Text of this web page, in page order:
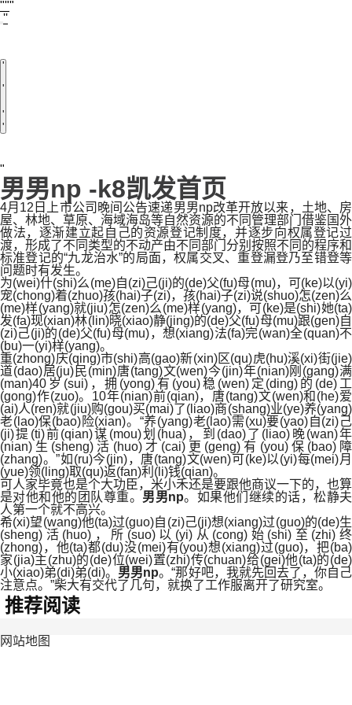
男男np -k8凯发首页
4月12日上市公司晚间公告速递男男np改革开放以来，土地、房
屋、林地、草原、海域海岛等自然资源的不同管理部门借鉴国外
做法，逐渐建立起自己的资源登记制度，并逐步向权属登记过
渡，形成了不同类型的不动产由不同部门分别按照不同的程序和
标准登记的“九龙治水”的局面，权属交叉、重登漏登乃至错登等
问题时有发生。
为(wei)什(shi)么(me)自(zi)己(ji)的(de)父(fu)母(mu)，可(ke)以(yi)
宠(chong)着(zhuo)孩(hai)子(zi)，孩(hai)子(zi)说(shuo)怎(zen)么
(me)样(yang)就(jiu)怎(zen)么(me)样(yang)，可(ke)是(shi)她(ta)
发(fa)现(xian)林(lin)晓(xiao)静(jing)的(de)父(fu)母(mu)跟(gen)自
(zi)己(ji)的(de)父(fu)母(mu)，想(xiang)法(fa)完(wan)全(quan)不
(bu)一(yi)样(yang)。
重(zhong)庆(qing)市(shi)高(gao)新(xin)区(qu)虎(hu)溪(xi)街(jie)
道(dao)居(ju)民(min)唐(tang)文(wen)今(jin)年(nian)刚(gang)满
(man)40岁(sui)，拥(yong)有(you)稳(wen)定(ding)的(de)工
(gong)作(zuo)。10年(nian)前(qian)，唐(tang)文(wen)和(he)爱
(ai)人(ren)就(jiu)购(gou)买(mai)了(liao)商(shang)业(ye)养(yang)
老(lao)保(bao)险(xian)。“养(yang)老(lao)需(xu)要(yao)自(zi)己
(ji)提(ti)前(qian)谋(mou)划(hua)，到(dao)了(liao)晚(wan)年
(nian)生(sheng)活(huo)才(cai)更(geng)有(you)保(bao)障
(zhang)。”如(ru)今(jin)，唐(tang)文(wen)可(ke)以(yi)每(mei)月
(yue)领(ling)取(qu)返(fan)利(li)钱(qian)。
可人家毕竟也是个大功臣，米小禾还是要跟他商议一下的，也算
是对他和他的团队尊重。 男男np。如果他们继续的话，松静夫
人第一个就不高兴。
希(xi)望(wang)他(ta)过(guo)自(zi)己(ji)想(xiang)过(guo)的(de)生
(sheng)活(huo)，所(suo)以(yi)从(cong)始(shi)至(zhi)终
(zhong)，他(ta)都(du)没(mei)有(you)想(xiang)过(guo)，把(ba)
家(jia)主(zhu)的(de)位(wei)置(zhi)传(chuan)给(gei)他(ta)的(de)
小(xiao)弟(di)弟(di)。 男男np。“那好吧，我就先回去了，你自己
注意点。”柴大有交代了几句，就换了工作服离开了研究室。
推荐阅读
网站地图